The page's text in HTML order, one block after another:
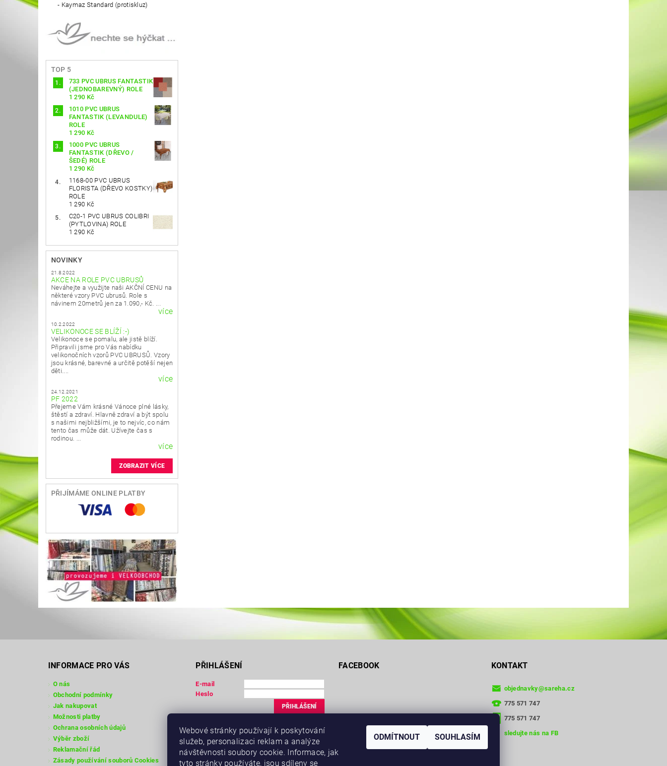
Kaymaz Standard (protiskluz)
TOP 5
733 PVC UBRUS FANTASTIK
(JEDNOBAREVNÝ) ROLE
1 290 Kč
1010 PVC UBRUS
FANTASTIK (LEVANDULE)
ROLE
1 290 Kč
1000 PVC UBRUS
FANTASTIK (DŘEVO /
ŠEDÉ) ROLE
1 290 Kč
1168-00 PVC UBRUS
FLORISTA (DŘEVO KOSTKY)
ROLE
1 290 Kč
C20-1 PVC UBRUS COLIBRI
(PYTLOVINA) ROLE
1 290 Kč
NOVINKY
21.8.2022
AKCE NA ROLE PVC UBRUSŮ
Neváhejte a využijte naši AKČNÍ CENU na
některé vzory PVC ubrusů. Role s
návinem 20metrů jen za 1.090,- Kč. ...
více
10.2.2022
VELIKONOCE SE BLÍŽÍ :-)
Velikonoce se pomalu, ale jistě blíží.
Připravili jsme pro Vás nabídku
velikonočních vzorů PVC UBRUSŮ. Vzory
jsou krásné, barevné a určitě potěší nejen
děti....
více
24.12.2021
PF 2022
Přejeme Vám krásné Vánoce plné lásky,
štěstí a zdraví. Hlavně zdraví a být spolu
s našimi nejbližšími, je to nejvíc, co nám
tento čas může dát. Užívejte čas s
rodinou. ...
více
ZOBRAZIT VÍCE
PŘIJÍMÁME ONLINE PLATBY
INFORMACE PRO VÁS
O nás
Obchodní podmínky
Jak nakupovat
Možnosti platby
Ochrana osobních údajů
Výběr zboží
Reklamační řád
Zásady používání souborů Cookies
PŘIHLÁŠENÍ
E-mail
Heslo
Zapomenuté heslo
FACEBOOK KONTAKT
objednavky@sareha.cz
775 571 747
775 571 747
sledujte nás na FB
Webové stránky používají k poskytování
služeb, personalizaci reklam a analýze
návštěvnosti soubory cookie. Informace, jak
tyto stránky používáte, jsou sdíleny se
ODMÍTNOUT SOUHLASÍM